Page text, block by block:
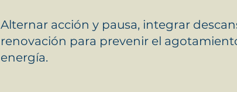
Alternar acción y pausa, integrar
renovación para prevenir el
energía.